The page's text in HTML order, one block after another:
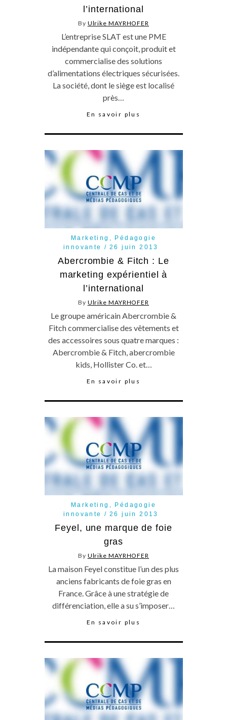
l’international
By Ulrike MAYRHOFER
L’entreprise SLAT est une PME
indépendante qui conçoit, produit et
commercialise des solutions
d’alimentations électriques sécurisées.
La société, dont le siège est localisé
près…
En savoir plus
Marketing
Pédagogie
innovante
26 juin 2013
Abercrombie & Fitch : Le
marketing expérientiel à
l’international
By Ulrike MAYRHOFER
Le groupe américain Abercrombie &
Fitch commercialise des vêtements et
des accessoires sous quatre marques :
Abercrombie & Fitch, abercrombie
kids, Hollister Co. et…
En savoir plus
Marketing
Pédagogie
innovante
26 juin 2013
Feyel, une marque de foie
gras
By Ulrike MAYRHOFER
La maison Feyel constitue l’un des plus
anciens fabricants de foie gras en
France. Grâce à une stratégie de
différenciation, elle a su s’imposer…
En savoir plus